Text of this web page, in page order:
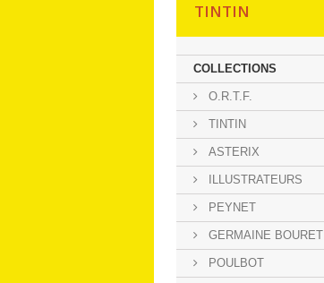
TINTIN
COLLECTIONS
O.R.T.F.
TINTIN
ASTERIX
ILLUSTRATEURS
PEYNET
GERMAINE BOURET
POULBOT